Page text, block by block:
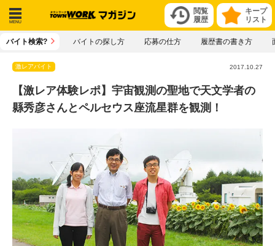
キープ
リスト
閲覧
履歴
メニ
バイト検索? バイトの探し方 応募の仕方 履歴書の書き方
激レアバイト 2017.10.27
【激レア体験レポ】宇宙観測の聖地で天文学者の
縣秀彦さんとペルセウス座流星群を観測！